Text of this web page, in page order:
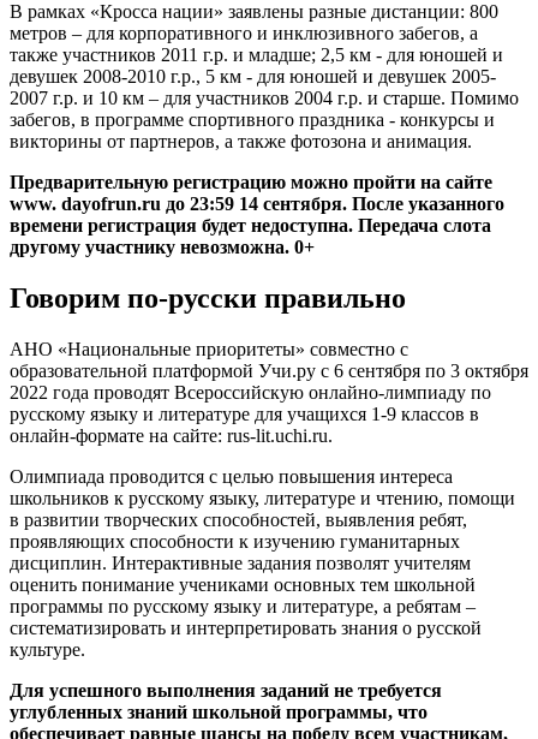
В рамках «Кросса нации» заявлены разные дистанции: 800
метров – для корпоративного и инклюзивного забегов, а
также участников 2011 г.р. и младше; 2,5 км - для юношей и
девушек 2008-2010 г.р., 5 км - для юношей и девушек 2005-
2007 г.р. и 10 км – для участников 2004 г.р. и старше. Помимо
забегов, в программе спортивного праздника - конкурсы и
викторины от партнеров, а также фотозона и анимация.
Предварительную регистрацию можно пройти на сайте
www. dayofrun.ru до 23:59 14 сентября. После указанного
времени регистрация будет недоступна. Передача слота
другому участнику невозможна. 0+
Говорим по-русски правильно
АНО «Национальные приоритеты» совместно с
образовательной платформой Учи.ру с 6 сентября по 3 октября
2022 года проводят Всероссийскую онлайно-лимпиаду по
русскому языку и литературе для учащихся 1-9 классов в
онлайн-формате на сайте: rus-lit.uchi.ru.
Олимпиада проводится с целью повышения интереса
школьников к русскому языку, литературе и чтению, помощи
в развитии творческих способностей, выявления ребят,
проявляющих способности к изучению гуманитарных
дисциплин. Интерактивные задания позволят учителям
оценить понимание учениками основных тем школьной
программы по русскому языку и литературе, а ребятам –
систематизировать и интерпретировать знания о русской
культуре.
Для успешного выполнения заданий не требуется
углубленных знаний школьной программы, что
обеспечивает равные шансы на победу всем участникам,